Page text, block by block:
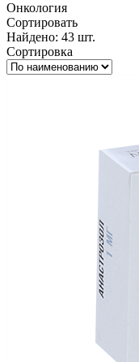
Онкология
Сортировать
Найдено: 43 шт.
Сортировка